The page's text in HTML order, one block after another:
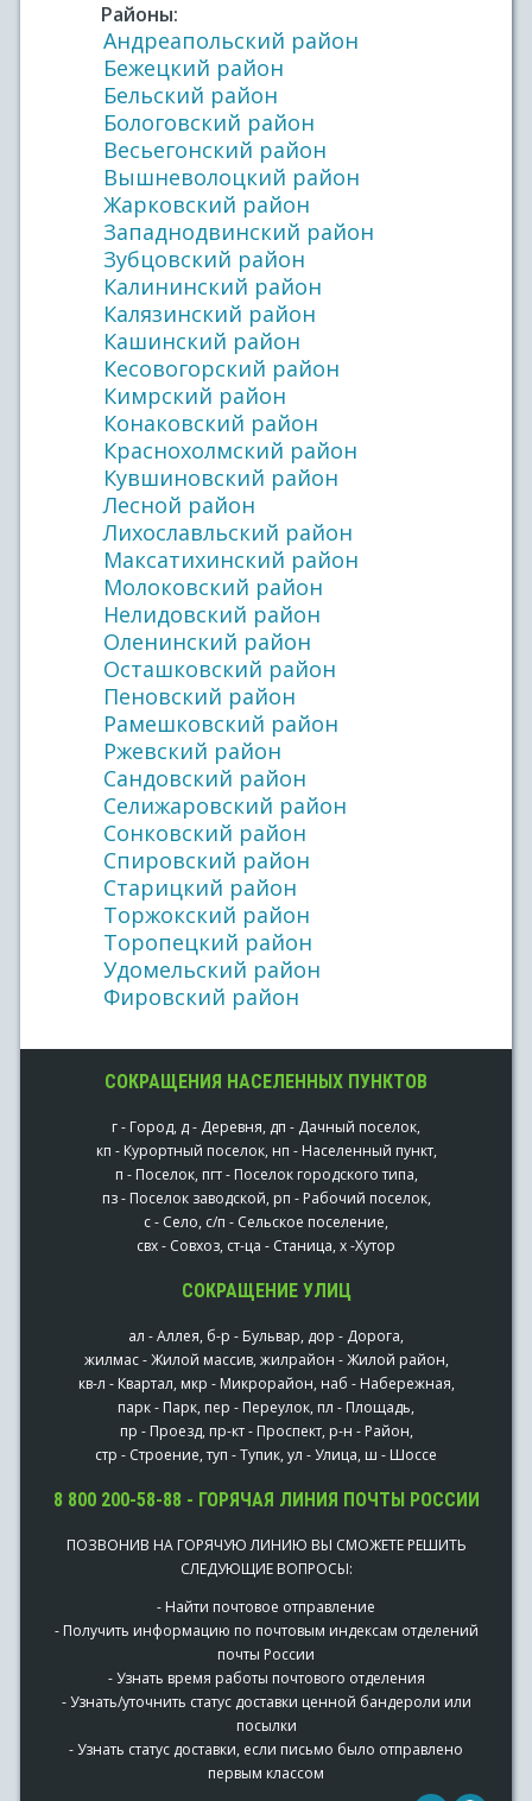
Районы:
Андреапольский район
Бежецкий район
Бельский район
Бологовский район
Весьегонский район
Вышневолоцкий район
Жарковский район
Западнодвинский район
Зубцовский район
Калининский район
Калязинский район
Кашинский район
Кесовогорский район
Кимрский район
Конаковский район
Краснохолмский район
Кувшиновский район
Лесной район
Лихославльский район
Максатихинский район
Молоковский район
Нелидовский район
Оленинский район
Осташковский район
Пеновский район
Рамешковский район
Ржевский район
Сандовский район
Селижаровский район
Сонковский район
Спировский район
Старицкий район
Торжокский район
Торопецкий район
Удомельский район
Фировский район
СОКРАЩЕНИЯ НАСЕЛЕННЫХ ПУНКТОВ
г - Город, д - Деревня, дп - Дачный поселок,
кп - Курортный поселок, нп - Населенный пункт,
п - Поселок, пгт - Поселок городского типа,
пз - Поселок заводской, рп - Рабочий поселок,
с - Село, с/п - Сельское поселение,
свх - Совхоз, ст-ца - Станица, х -Хутор
СОКРАЩЕНИЕ УЛИЦ
ал - Аллея, б-р - Бульвар, дор - Дорога,
жилмас - Жилой массив, жилрайон - Жилой район,
кв-л - Квартал, мкр - Микрорайон, наб - Набережная,
парк - Парк, пер - Переулок, пл - Площадь,
пр - Проезд, пр-кт - Проспект, р-н - Район,
стр - Строение, туп - Тупик, ул - Улица, ш - Шоссе
8 800 200-58-88 - ГОРЯЧАЯ ЛИНИЯ ПОЧТЫ РОССИИ
ПОЗВОНИВ НА ГОРЯЧУЮ ЛИНИЮ ВЫ СМОЖЕТЕ РЕШИТЬ
СЛЕДУЮЩИЕ ВОПРОСЫ:
- Найти почтовое отправление
- Получить информацию по почтовым индексам отделений
почты России
- Узнать время работы почтового отделения
- Узнать/уточнить статус доставки ценной бандероли или
посылки
- Узнать статус доставки, если письмо было отправлено
первым классом